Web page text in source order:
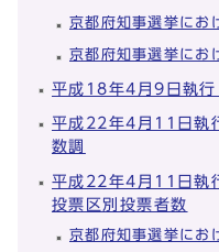
京都府知事選挙にお
京都府知事選挙にお
平成18年4月9日執
平成22年4月11日
数調
平成22年4月11日執
投票区別投票者数
京都府知事選挙にお